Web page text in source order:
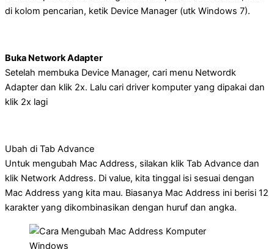
di kolom pencarian, ketik Device Manager (utk Windows 7).
Buka Network Adapter
Setelah membuka Device Manager, cari menu Networdk
Adapter dan klik 2x. Lalu cari driver komputer yang dipakai dan
klik 2x lagi
Ubah di Tab Advance
Untuk mengubah Mac Address, silakan klik Tab Advance dan
klik Network Address. Di value, kita tinggal isi sesuai dengan
Mac Address yang kita mau. Biasanya Mac Address ini berisi 12
karakter yang dikombinasikan dengan huruf dan angka.